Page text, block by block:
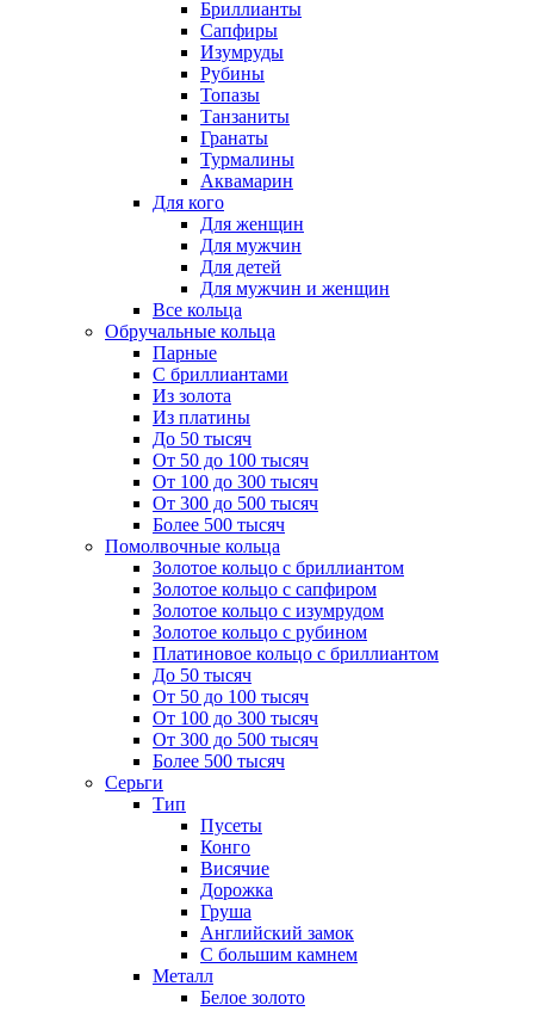
Бриллианты
Сапфиры
Изумруды
Рубины
Топазы
Танзаниты
Гранаты
Турмалины
Аквамарин
Для кого
Для женщин
Для мужчин
Для детей
Для мужчин и женщин
Все кольца
Обручальные кольца
Парные
С бриллиантами
Из золота
Из платины
До 50 тысяч
От 50 до 100 тысяч
От 100 до 300 тысяч
От 300 до 500 тысяч
Более 500 тысяч
Помолвочные кольца
Золотое кольцо с бриллиантом
Золотое кольцо с сапфиром
Золотое кольцо с изумрудом
Золотое кольцо с рубином
Платиновое кольцо с бриллиантом
До 50 тысяч
От 50 до 100 тысяч
От 100 до 300 тысяч
От 300 до 500 тысяч
Более 500 тысяч
Серьги
Тип
Пусеты
Конго
Висячие
Дорожка
Груша
Английский замок
С большим камнем
Металл
Белое золото